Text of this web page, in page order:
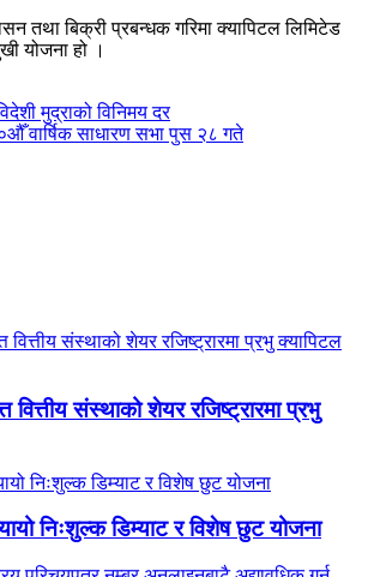
तथा बिक्री प्रबन्धक गरिमा क्यापिटल लिमिटेड
योजना हो ।
मुद्राको विनिमय दर
वार्षिक साधारण सभा पुस २८ गते
वित्तीय संस्थाको शेयर रजिष्ट्रारमा प्रभु
निःशुल्क डिम्याट र विशेष छुट योजना